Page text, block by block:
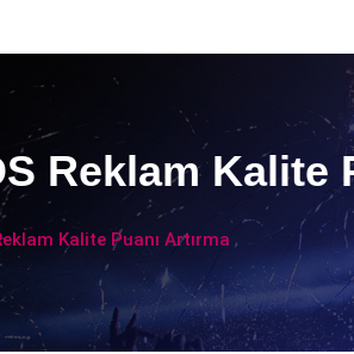
Reklam Kalite
Kalite Puanı Artırma